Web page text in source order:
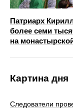
Патриарх
более семи
на
Картина дня
Следователи